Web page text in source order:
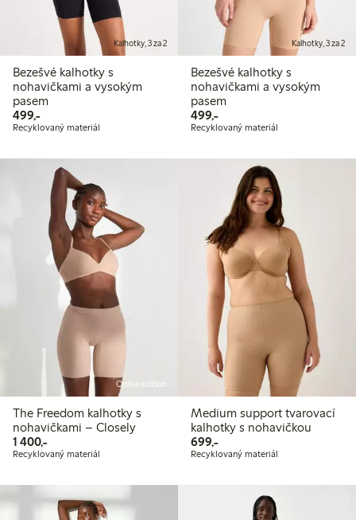
Kalhotky, 3 za 2
Bezešvé kalhotky s
nohavičkami a vysokým
pasem
499,-499,00 Kč
Recyklovaný materiál
Kalhotky, 3 za 2
Bezešvé kalhotky s
nohavičkami a vysokým
pasem
499,-499,00 Kč
Recyklovaný materiál
Online edition
The Freedom kalhotky s
nohavičkami – Closely
1 400,-1 400,00 Kč
Recyklovaný materiál
Medium support tvarovací
kalhotky s nohavičkou
699,-699,00 Kč
Recyklovaný materiál